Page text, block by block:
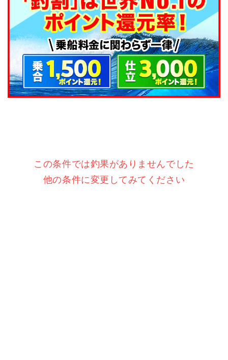
この条件では釣果がありませんでした
他の条件に変更してみてください